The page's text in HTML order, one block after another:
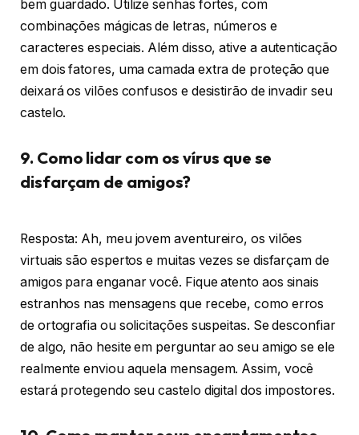
bem guardado. Utilize senhas fortes, com
combinações mágicas de letras, números e
caracteres especiais. Além disso, ative a autenticação
em dois fatores, uma camada extra de proteção que
deixará os vilões confusos e desistirão de invadir seu
castelo.
9. Como lidar com os vírus que se
disfarçam de amigos?
Resposta: Ah, meu jovem aventureiro, os vilões
virtuais são espertos e muitas vezes se disfarçam de
amigos para enganar você. Fique atento aos sinais
estranhos nas mensagens que recebe, como erros
de ortografia ou solicitações suspeitas. Se desconfiar
de algo, não hesite em perguntar ao seu amigo se ele
realmente enviou aquela mensagem. Assim, você
estará protegendo seu castelo digital dos impostores.